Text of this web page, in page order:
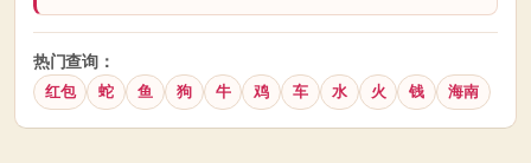
热门查询：
红包 蛇 鱼 狗 牛 鸡 车 水 火 钱 海南